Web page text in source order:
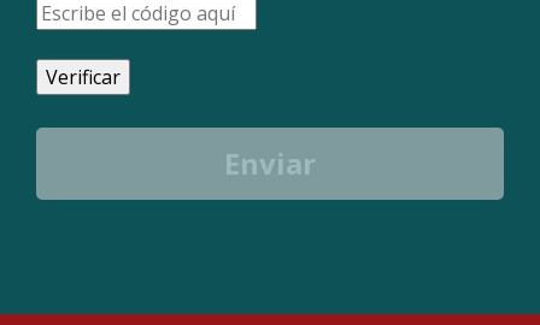
Verificar
Enviar